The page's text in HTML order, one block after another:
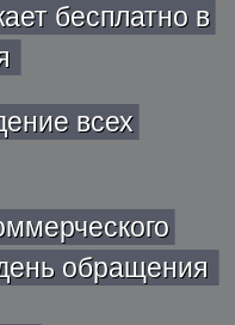
бесплатно в
всех
обращения